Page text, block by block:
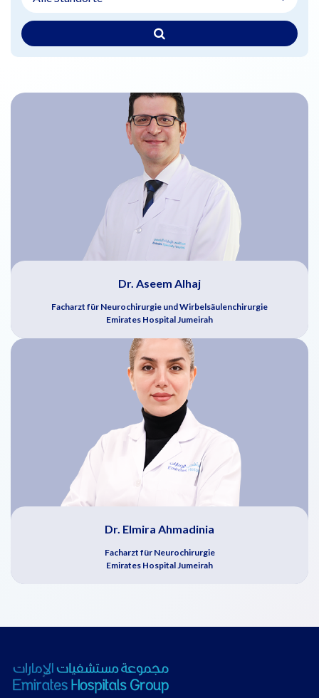
Dr. Aseem Alhaj
Facharzt für Neurochirurgie und Wirbelsäulenchirurgie
Emirates Hospital Jumeirah
Dr. Elmira Ahmadinia
Facharzt für Neurochirurgie
Emirates Hospital Jumeirah